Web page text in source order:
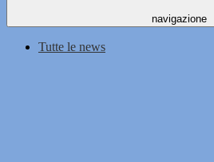
navigazione
Tutte le news